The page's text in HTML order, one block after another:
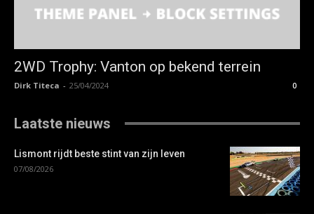
2WD Trophy: Vanton op bekend terrein
Dirk Titeca - 25/04/2024 0
Laatste nieuws
Lismont rijdt beste stint van zijn leven
07/08/2026